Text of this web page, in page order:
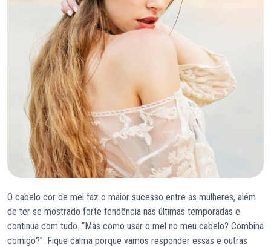
O cabelo cor de mel faz o maior sucesso entre as mulheres, além
de ter se mostrado forte tendência nas últimas temporadas e
continua com tudo. “Mas como usar o mel no meu cabelo? Combina
comigo?”. Fique calma porque vamos responder essas e outras